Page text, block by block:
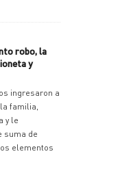
robo, la
y
ingresaron a
familia,
y le
suma de
elementos